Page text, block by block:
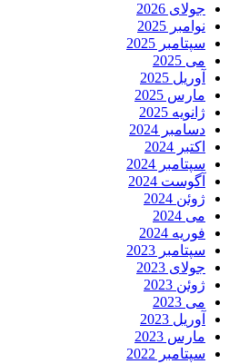
جولای 2026
نوامبر 2025
سپتامبر 2025
می 2025
آوریل 2025
مارس 2025
ژانویه 2025
دسامبر 2024
اکتبر 2024
سپتامبر 2024
آگوست 2024
ژوئن 2024
می 2024
فوریه 2024
سپتامبر 2023
جولای 2023
ژوئن 2023
می 2023
آوریل 2023
مارس 2023
سپتامبر 2022